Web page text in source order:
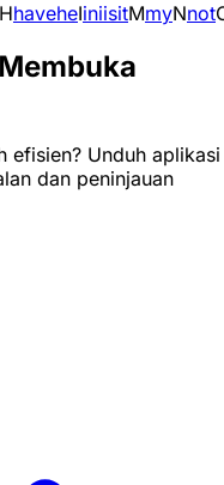
HhaveheIiniisitMmyNnot
efisien? Unduh aplikasi
dan peninjauan